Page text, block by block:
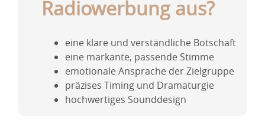
Radiowerbung aus?
eine klare und verständliche Botschaft
eine markante, passende Stimme
emotionale Ansprache der Zielgruppe
präzises Timing und Dramaturgie
hochwertiges Sounddesign